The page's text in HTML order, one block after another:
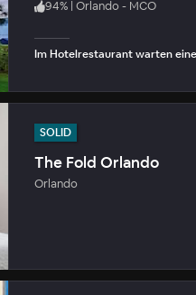
94% | Orlando - MCO
Im Hotelrestaurant warten
SOLID
The Fold Orlando
Orlando